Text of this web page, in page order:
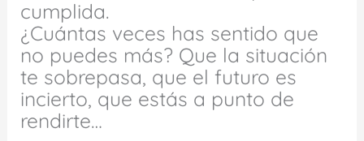
cumplida.
¿Cuántas veces has sentido que
no puedes más? Que la situación
te sobrepasa, que el futuro es
incierto, que estás a punto de
rendirte…